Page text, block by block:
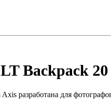
Backpack
Axis разработана для